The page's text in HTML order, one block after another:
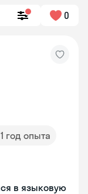
0
1 год опыта
в языковую